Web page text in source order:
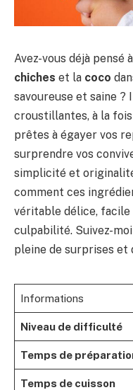
Avez-vous déjà pensé
chiches et la coco
savoureuse et saine ?
croustillantes, à la
prêtes à égayer vos
surprendre vos
simplicité et
comment ces
véritable délice, facile
culpabilité. Suivez-
pleine de surprises et
Informations
Niveau de difficulté
Temps de
Temps de cuisson